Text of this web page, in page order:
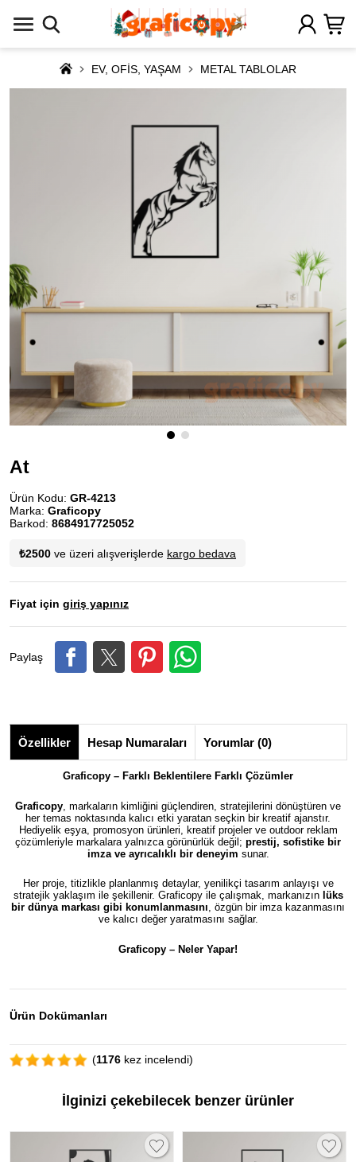
EV, OFİS, YAŞAM METAL TABLOLAR
At
Ürün Kodu: GR-4213
Marka: Graficopy
Barkod: 8684917725052
₺2500 ve üzeri alışverişlerde kargo bedava
Fiyat için giriş yapınız
Paylaş
Özellikler Hesap Numaraları Yorumlar (0)
Graficopy – Farklı Beklentilere Farklı Çözümler
Graficopy , markaların kimliğini güçlendiren, stratejilerini dönüştüren ve
her temas noktasında kalıcı etki yaratan seçkin bir kreatif ajanstır.
Hediyelik eşya, promosyon ürünleri, kreatif projeler ve outdoor reklam
çözümleriyle markalara yalnızca görünürlük değil; prestij, sofistike bir
imza ve ayrıcalıklı bir deneyim sunar.
Her proje, titizlikle planlanmış detaylar, yenilikçi tasarım anlayışı ve
stratejik yaklaşım ile şekillenir. Graficopy ile çalışmak, markanızın lüks
bir dünya markası gibi konumlanmasını, özgün bir imza kazanmasını
ve kalıcı değer yaratmasını sağlar.
Graficopy – Neler Yapar!
Ürün Dokümanları
(1176 kez incelendi)
İlginizi çekebilecek benzer ürünler